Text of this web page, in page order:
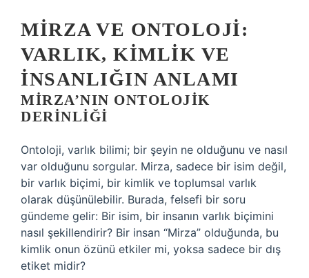
MIRZA VE ONTOLOJI:
VARLIK, KIMLIK VE
İNSANLIĞIN ANLAMI
MIRZA’NIN ONTOLOJIK
DERINLIĞI
Ontoloji, varlık bilimi; bir şeyin ne olduğunu ve nasıl
var olduğunu sorgular. Mirza, sadece bir isim değil,
bir varlık biçimi, bir kimlik ve toplumsal varlık
olarak düşünülebilir. Burada, felsefi bir soru
gündeme gelir: Bir isim, bir insanın varlık biçimini
nasıl şekillendirir? Bir insan “Mirza” olduğunda, bu
kimlik onun özünü etkiler mi, yoksa sadece bir dış
etiket midir?